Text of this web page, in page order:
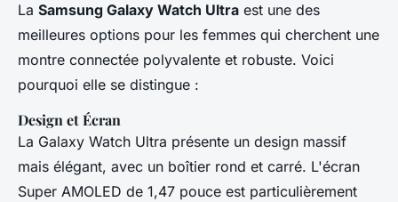
La Samsung Galaxy Watch Ultra est une des
meilleures options pour les femmes qui cherchent une
montre connectée polyvalente et robuste. Voici
pourquoi elle se distingue :
Design et Écran
La Galaxy Watch Ultra présente un design massif
mais élégant, avec un boîtier rond et carré. L'écran
Super AMOLED de 1,47 pouce est particulièrement